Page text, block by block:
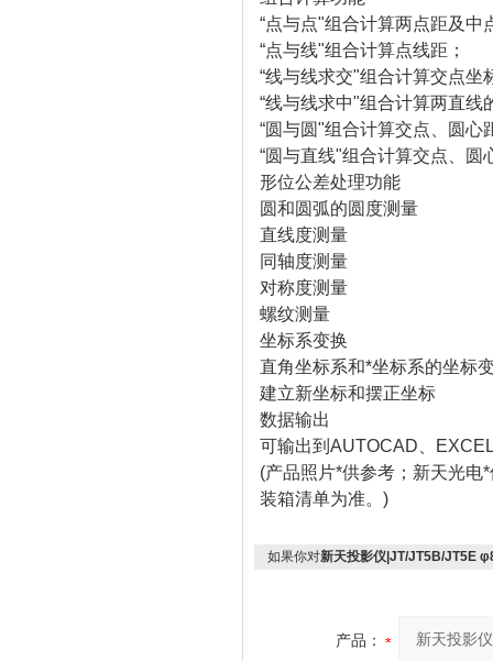
“点与点"组合计算两点距及中
“点与线"组合计算点线距；
“线与线求交"组合计算交点坐
“线与线求中"组合计算两直线
“圆与圆"组合计算交点、圆心
“圆与直线"组合计算交点、圆
形位公差处理功能
圆和圆弧的圆度测量
直线度测量
同轴度测量
对称度测量
螺纹测量
坐标系变换
直角坐标系和*坐标系的坐标
建立新坐标和摆正坐标
数据输出
可输出到AUTOCAD、
(产品照片*供参考；新天光电
装箱清单为准。)
如果你对新天投影仪|JT/JT5B/JT5E
产品：